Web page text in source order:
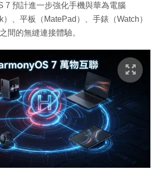
7 預計進一步強化手機與華為電腦
）、平板（MatePad）、手錶（Watch）
間的無縫連接體驗。